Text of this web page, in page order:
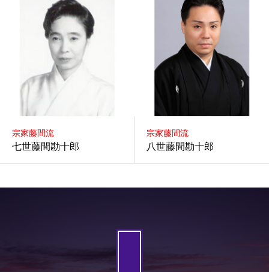
宗家藤間流
七世藤間勘十郎
宗家藤間流
八世藤間勘十郎